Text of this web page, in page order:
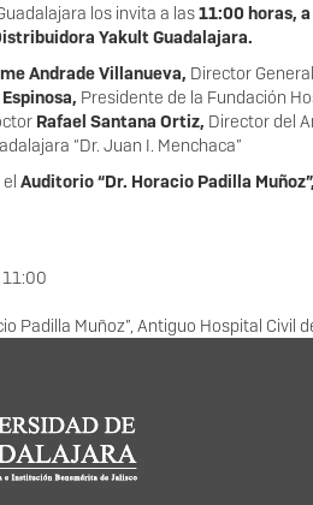
los invita a las11:00 horas,
Yakult Guadalajara.
Andrade Villanueva, Director
Presidente de la Fundación
Rafael Santana Ortiz, Director del
“Dr. Juan I. Menchaca”
Auditorio “Dr. Horacio Padilla
Padilla Muñoz”, Antiguo Hospital Civil
del portal